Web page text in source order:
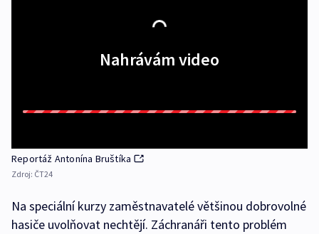
Nahrávám video
Reportáž Antonína Bruštíka
Zdroj: ČT24
Na speciální kurzy zaměstnavatelé většinou dobrovolné
hasiče uvolňovat nechtějí. Záchranáři tento problém